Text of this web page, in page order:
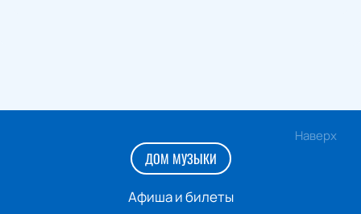
Наверх
ДОМ МУЗЫКИ
Афиша и билеты